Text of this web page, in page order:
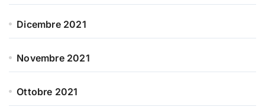
Dicembre 2021
Novembre 2021
Ottobre 2021